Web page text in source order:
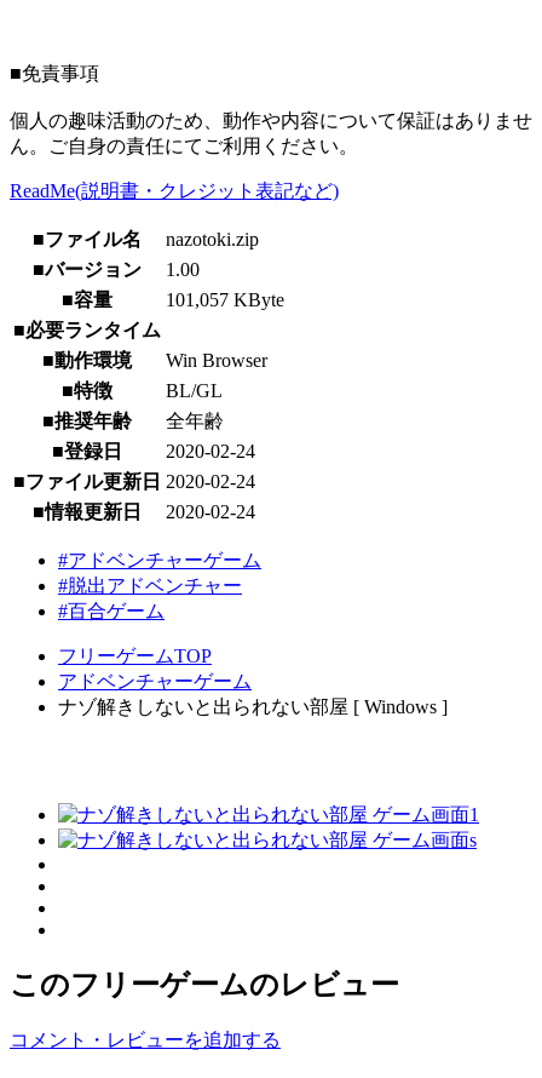
■免責事項
個人の趣味活動のため、動作や内容について保証はありませ
ん。ご自身の責任にてご利用ください。
ReadMe(説明書・クレジット表記など)
■ファイル名
nazotoki.zip
■バージョン
1.00
■容量
101,057 KByte
■必要ランタイム
■動作環境
Win Browser
■特徴
BL/GL
■推奨年齢
全年齢
■登録日
2020-02-24
■ファイル更新日 2020-02-24
■情報更新日
2020-02-24
#アドベンチャーゲーム
#脱出アドベンチャー
#百合ゲーム
フリーゲームTOP
アドベンチャーゲーム
ナゾ解きしないと出られない部屋 [ Windows ]
このフリーゲームのレビュー
コメント・レビューを追加する